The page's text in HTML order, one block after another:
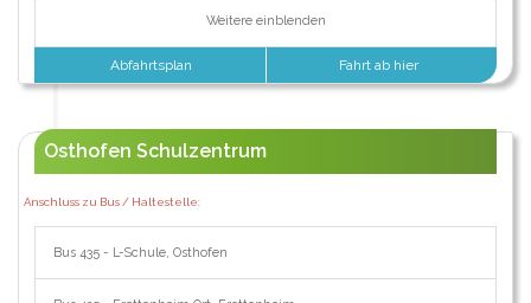
Weitere einblenden
Abfahrtsplan Fahrt ab hier
Osthofen Schulzentrum
Anschluss zu Bus / Haltestelle:
Bus 435 - L-Schule, Osthofen